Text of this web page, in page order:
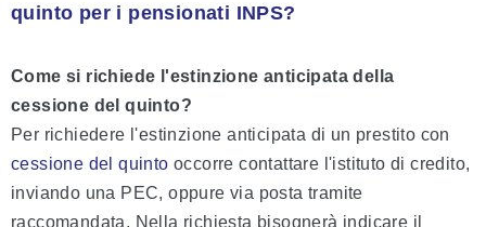
quinto per i pensionati INPS?
Come si richiede l'estinzione anticipata della
cessione del quinto?
Per richiedere l'estinzione anticipata di un prestito con
cessione del quinto occorre contattare l'istituto di credito,
inviando una PEC, oppure via posta tramite
raccomandata. Nella richiesta bisognerà indicare il